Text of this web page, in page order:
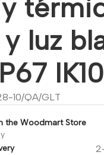
luz
IK10
10/QA/GLT
the Woodmart Store